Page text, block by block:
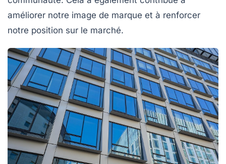
améliorer notre image de marque et à renforcer
notre position sur le marché.